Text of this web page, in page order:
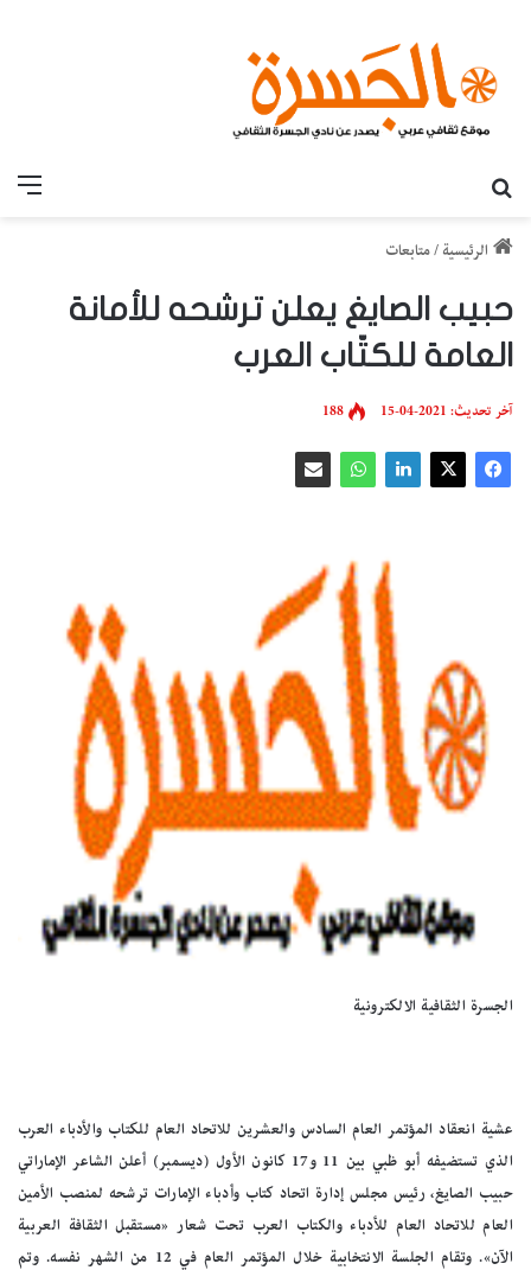
الرئيسية /متابعات
حبيب الصايغ يعلن ترشحه للأمانة
العامة للكتّاب العرب
آخر تحديث: 2021-04-15 188
الجسرة الثقافية الالكترونية
عشية انعقاد المؤتمر العام السادس والعشرين للاتحاد العام للكتاب والأدباء العرب
الذي تستضيفه أبو ظبي بين 11 و17 كانون الأول (ديسمبر) أعلن الشاعر الإماراتي
حبيب الصايغ، رئيس مجلس إدارة اتحاد كتاب وأدباء الإمارات ترشحه لمنصب الأمين
العام للاتحاد العام للأدباء والكتاب العرب تحت شعار «مستقبل الثقافة العربية
الآن». وتقام الجلسة الانتخابية خلال المؤتمر العام في 12 من الشهر نفسه. وتم